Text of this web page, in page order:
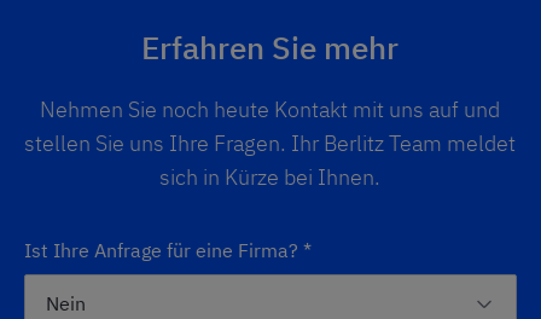
Erfahren Sie mehr
Nehmen Sie noch heute Kontakt mit uns auf und
stellen Sie uns Ihre Fragen. Ihr Berlitz Team meldet
sich in Kürze bei Ihnen.
Ist Ihre Anfrage für eine Firma? *